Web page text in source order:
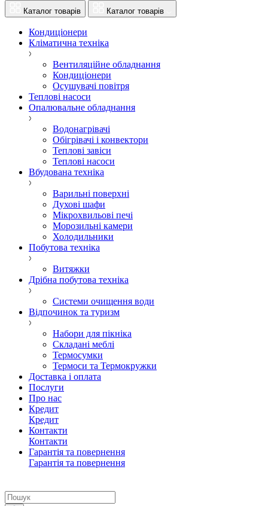
Каталог товарів Каталог товарів
Кондиціонери
Кліматична техніка
Вентиляційне обладнання
Кондиціонери
Осушувачі повітря
Теплові насоси
Опалювальне обладнання
Водонагрівачі
Обігрівачі і конвектори
Теплові завіси
Теплові насоси
Вбудована техніка
Варильні поверхні
Духові шафи
Мікрохвильові печі
Морозильні камери
Холодильники
Побутова техніка
Витяжки
Дрібна побутова техніка
Системи очищення води
Відпочинок та туризм
Набори для пікніка
Складані меблі
Термосумки
Термоси та Термокружки
Доставка і оплата
Послуги
Про нас
Кредит
Кредит
Контакти
Контакти
Гарантія та повернення
Гарантія та повернення